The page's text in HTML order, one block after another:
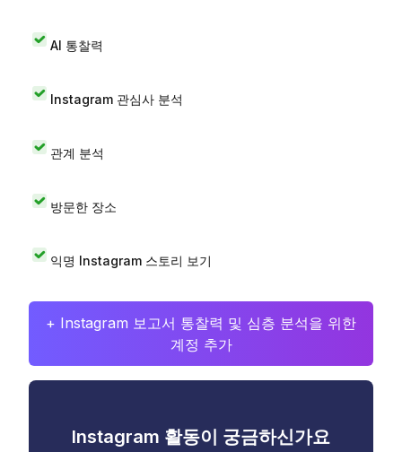
AI 통찰력
Instagram 관심사 분석
관계 분석
방문한 장소
익명 Instagram 스토리 보기
+ Instagram 보고서 통찰력 및 심층 분석을 위한
계정 추가
Instagram 활동이 궁금하신가요